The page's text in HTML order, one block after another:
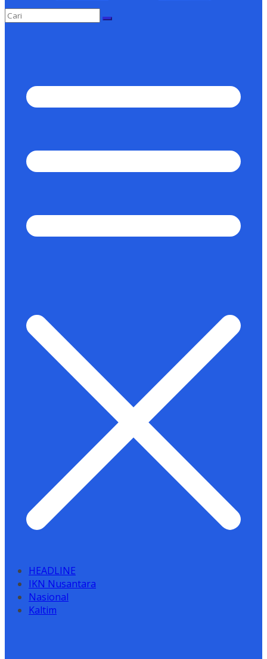
HEADLINE
IKN Nusantara
Nasional
Kaltim